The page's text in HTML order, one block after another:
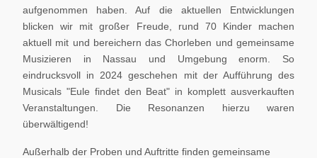
aufgenommen haben. Auf die aktuellen Entwicklungen
blicken wir mit großer Freude, rund 70 Kinder machen
aktuell mit und bereichern das Chorleben und gemeinsame
Musizieren in Nassau und Umgebung enorm. So
eindrucksvoll in 2024 geschehen mit der Aufführung des
Musicals "Eule findet den Beat" in komplett ausverkauften
Veranstaltungen. Die Resonanzen hierzu waren
überwältigend!
Außerhalb der Proben und Auftritte finden gemeinsame